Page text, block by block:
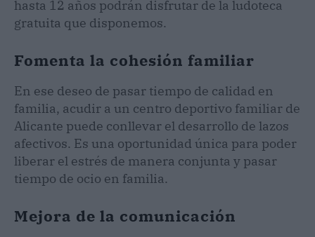
hasta 12 años podrán disfrutar de la ludoteca
gratuita que disponemos.
Fomenta la cohesión familiar
En ese deseo de pasar tiempo de calidad en
familia, acudir a un centro deportivo familiar de
Alicante puede conllevar el desarrollo de lazos
afectivos. Es una oportunidad única para poder
liberar el estrés de manera conjunta y pasar
tiempo de ocio en familia.
Mejora de la comunicación